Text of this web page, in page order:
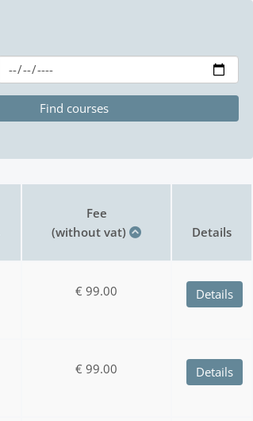
Fee
(without vat)
Details
€ 99.00 Details
€ 99.00 Details